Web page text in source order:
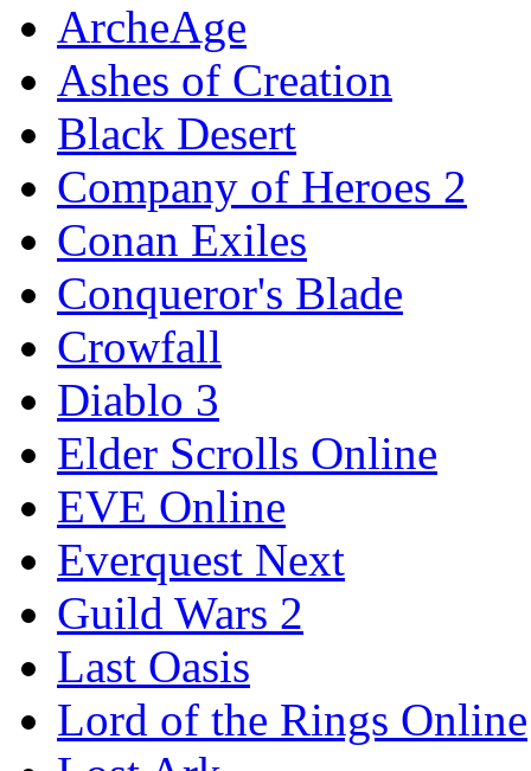
ArcheAge
Ashes of Creation
Black Desert
Company of Heroes 2
Conan Exiles
Conqueror's Blade
Crowfall
Diablo 3
Elder Scrolls Online
EVE Online
Everquest Next
Guild Wars 2
Last Oasis
Lord of the Rings Online